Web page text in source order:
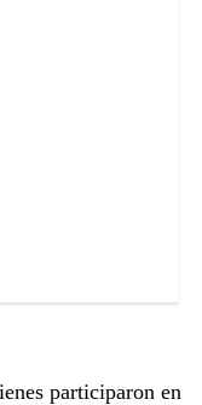
participaron en